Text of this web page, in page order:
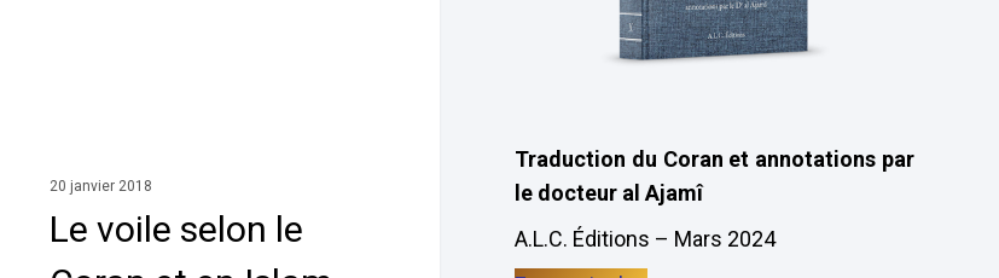
20 janvier 2018
Le voile selon le
Traduction du Coran et annotations par
le docteur al Ajamî
A.L.C. Éditions – Mars 2024